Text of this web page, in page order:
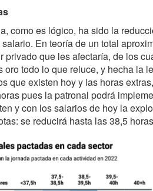
como es lógico, ha sido la
En teoría de un total
privado que les afectaría, de los
todo lo que reluce, y hecha la
que existen hoy y las horas
pues la patronal podrá
y con los salarios de hoy la
se reducirá hasta las 38,5